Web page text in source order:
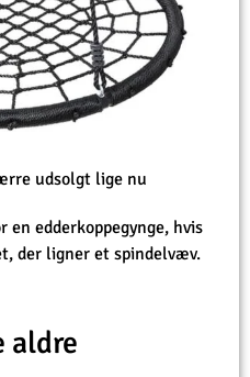
udsolgt lige nu
en edderkoppegynge, hvis
der ligner et spindelvæv.
aldre